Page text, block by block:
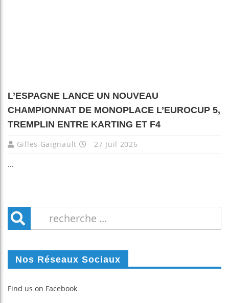
L’ESPAGNE LANCE UN NOUVEAU
CHAMPIONNAT DE MONOPLACE L’EUROCUP 5,
TREMPLIN ENTRE KARTING ET F4
Gilles Gaignault 27 Juil 2026
...
Nos Réseaux Sociaux
Find us on Facebook